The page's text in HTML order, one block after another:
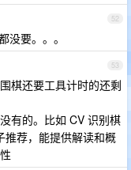
52
要。。。
53
棋还要工具计时的还剩
有的。比如 CV 识别棋
推荐，能提供解读和概